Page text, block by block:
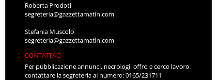
Roberta Prodoti
segreteria@gazzettamatin.com
Stefania Muscolo
segreteria@gazzettamatin.com
CONTATTACI
Per pubblicazione annunci, necrologi, offro e cerco lavoro,
contattare la segreteria al numero: 0165/231711